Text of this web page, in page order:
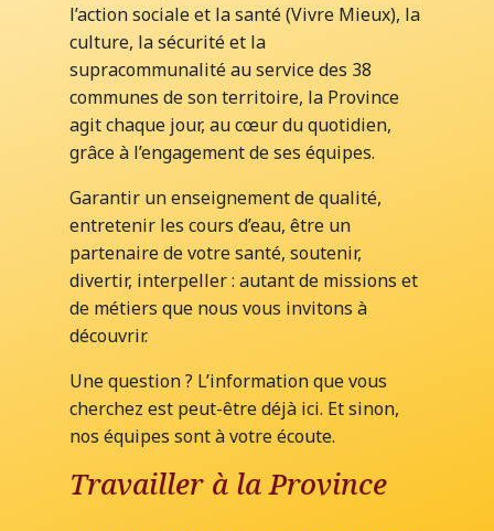
l’action sociale et la santé (Vivre Mieux), la
culture, la sécurité et la
supracommunalité au service des 38
communes de son territoire, la Province
agit chaque jour, au cœur du quotidien,
grâce à l’engagement de ses équipes.
Garantir un enseignement de qualité,
entretenir les cours d’eau, être un
partenaire de votre santé, soutenir,
divertir, interpeller : autant de missions et
de métiers que nous vous invitons à
découvrir.
Une question ? L’information que vous
cherchez est peut-être déjà ici. Et sinon,
nos équipes sont à votre écoute.
Travailler à la Province